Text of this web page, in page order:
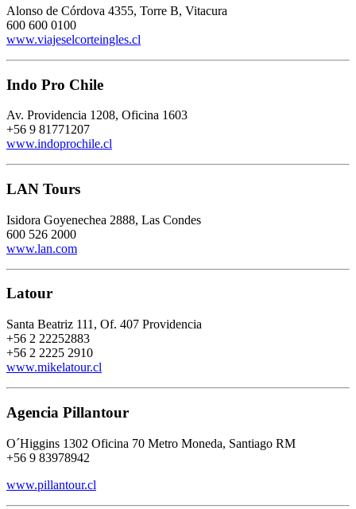
Alonso de Córdova 4355, Torre B, Vitacura
600 600 0100
www.viajeselcorteingles.cl
Indo Pro Chile
Av. Providencia 1208, Oficina 1603
+56 9 81771207
www.indoprochile.cl
LAN Tours
Isidora Goyenechea 2888, Las Condes
600 526 2000
www.lan.com
Latour
Santa Beatriz 111, Of. 407 Providencia
+56 2 22252883
+56 2 2225 2910
www.mikelatour.cl
Agencia Pillantour
O´Higgins 1302 Oficina 70 Metro Moneda, Santiago RM
+56 9 83978942
www.pillantour.cl